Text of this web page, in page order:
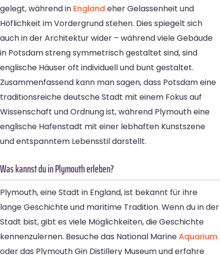
gelegt, während in England eher Gelassenheit und
Höflichkeit im Vordergrund stehen. Dies spiegelt sich
auch in der Architektur wider – während viele Gebäude
in Potsdam streng symmetrisch gestaltet sind, sind
englische Häuser oft individuell und bunt gestaltet.
Zusammenfassend kann man sagen, dass Potsdam eine
traditionsreiche deutsche Stadt mit einem Fokus auf
Wissenschaft und Ordnung ist, während Plymouth eine
englische Hafenstadt mit einer lebhaften Kunstszene
und entspanntem Lebensstil darstellt.
Was kannst du in Plymouth erleben?
Plymouth, eine Stadt in England, ist bekannt für ihre
lange Geschichte und maritime Tradition. Wenn du in der
Stadt bist, gibt es viele Möglichkeiten, die Geschichte
kennenzulernen. Besuche das National MarineAquarium
oder das Plymouth Gin Distillery Museum und erfahre